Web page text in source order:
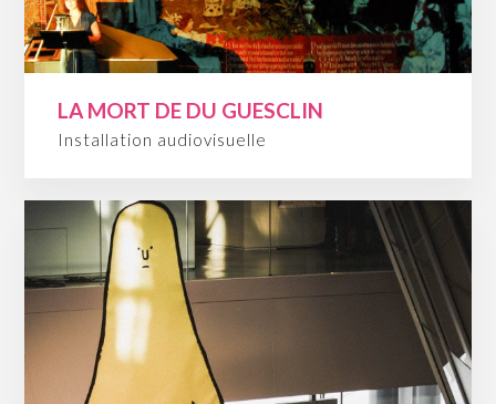
LA MORT DE DU GUESCLIN
Installation audiovisuelle